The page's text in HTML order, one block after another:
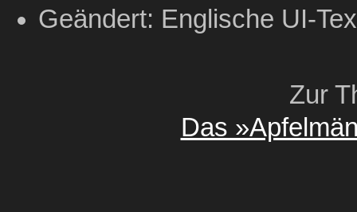
Geändert: Englische UI-
Zur
Das